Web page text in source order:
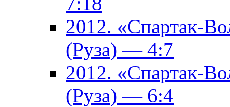
2012. «Спартак-
(Руза) — 4:7
2012. «Спартак-
(Руза) — 6:4